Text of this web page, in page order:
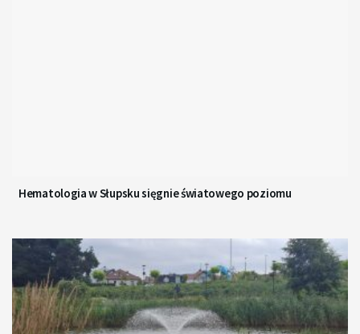
Hematologia w Słupsku sięgnie światowego poziomu